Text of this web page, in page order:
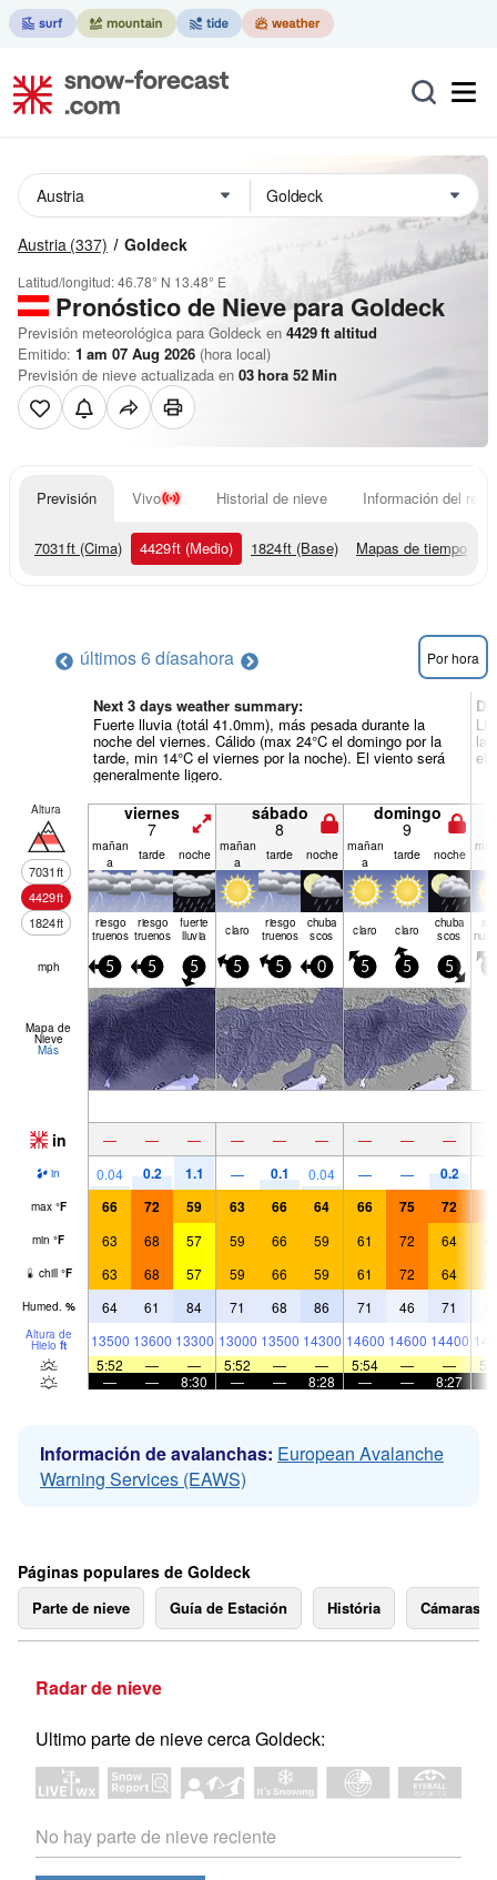
Austria (337) Goldeck
Latitud/longitud:46.78° N 13.48° E
Pronóstico de Nievepara Goldeck
Previsión meteorológica para Goldeck en 4429ft altitud
Emitido: 1 am 07 Aug 2026 (hora local)
Previsión de nieve actualizada en 03hora 52Min
Previsión Vivo Historial de nieve Información del
7031ft (Cima) 4429ft (Medio) 1824ft (Base) Mapas de tiempo
últimos 6 díasahora Por hora
Next 3 days weather summary:
Fuerte lluvia (totál 41.0mm), más pesada durante la
noche del viernes. Cálido (max 24°C el domingo por la
tarde, min 14°C el viernes por la noche). El viento será
generalmente ligero.
la
el
Altura
7031ft
4429ft
1824ft
viernes
7
sábado
8
domingo
9
mañan
a
tarde noche mañan
a
tarde noche mañan
a
tarde noche
riesgo
truenos
riesgo
truenos
fuerte
lluvia claro riesgo
truenos
chuba
scos claro claro chuba
scos
mph 5 5 5 5 5 0 5 5 5
Mapa de
Nieve
Más
in — — — — — — — — —
in 0.04 0.2 1.1 — 0.1 0.04 — — 0.2
max °F 66 72 59 63 66 64 66 75 72
min °F 63 68 57 59 66 59 61 72 64
chill °F 63 68 57 59 66 59 61 72 64
Humed. % 64 61 84 71 68 86 71 46 71
Altura de
Hielo ft 13500 13600 13300 13000 13500 14300 14600 14600 14400
5:52
— — 5:52 — — 5:54 — —
—
— 8:30 — — 8:28 — — 8:27
Información de avalanchas: European Avalanche
Warning Services (EAWS)
Páginas populares de Goldeck
Parte de nieve Guía de Estación História Cámaras
Radar de nieve
Ultimo parte de nieve cerca Goldeck:
No hay parte de nieve reciente